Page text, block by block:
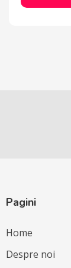
Pagini
Home
Despre noi